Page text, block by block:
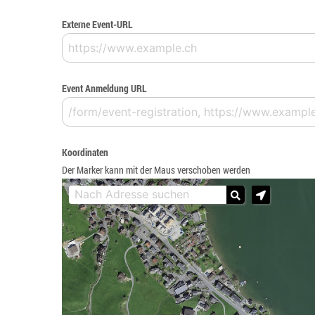
Externe Event-URL
Event Anmeldung URL
Koordinaten
Der Marker kann mit der Maus verschoben werden